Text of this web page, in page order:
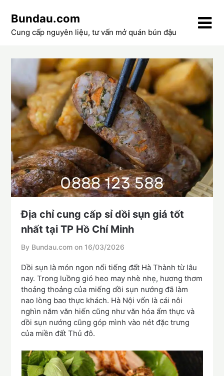
content
Bundau.com
Cung cấp nguyên liệu, tư vấn mở quán bún đậu
Địa chỉ cung cấp sỉ dồi sụn giá tốt
nhất tại TP Hồ Chí Minh
By Bundau.com on 16/03/2026
Dồi sụn là món ngon nổi tiếng đất Hà Thành từ lâu
nay. Trong luồng gió heo may nhè nhẹ, hương thơm
thoảng thoảng của miếng dồi sụn nướng đã làm
nao lòng bao thực khách. Hà Nội vốn là cái nôi
nghìn năm văn hiến cũng như văn hóa ẩm thực và
dồi sụn nướng cũng góp mình vào nét đặc trưng
của miền đất Thủ đô.